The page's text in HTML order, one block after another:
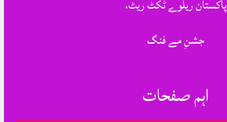
پاکستان ریلوے ٹکٹ ریٹ،
جشنِ مے فنگ
اہم صفحات